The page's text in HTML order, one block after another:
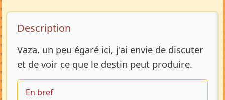
Description de l’annonce
Description
Vaza, un peu égaré ici, j'ai envie de discuter
et de voir ce que le destin peut produire.
En bref